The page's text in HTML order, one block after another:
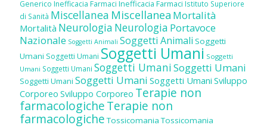
Generico Inefficacia Farmaci Inefficacia Farmaci Istituto Superiore
di Sanità Miscellanea Miscellanea Mortalità
Mortalità Neurologia Neurologia Portavoce
Nazionale Soggetti Animali Soggetti Animali Soggetti
Umani Soggetti Umani Soggetti Umani Soggetti
Umani Soggetti Umani Soggetti UmaniSoggetti Umani
Soggetti Umani Soggetti Umani Soggetti Umani Sviluppo
Corporeo Sviluppo Corporeo Terapie non
farmacologicheTerapie non
farmacologiche Tossicomania Tossicomania